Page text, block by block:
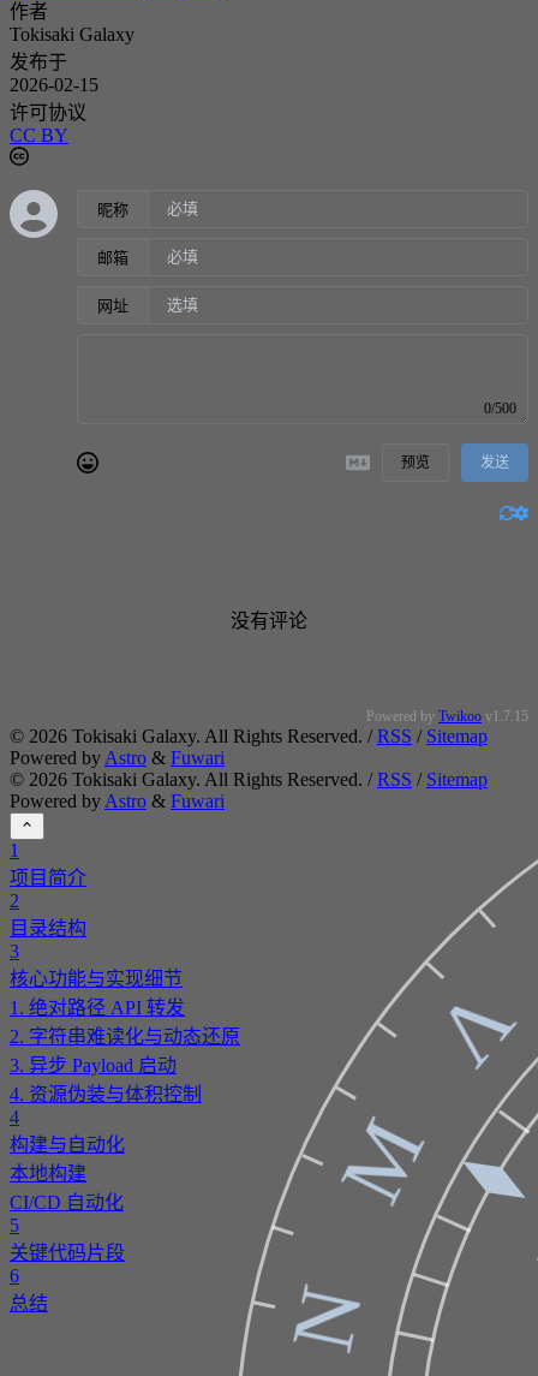
作者
Tokisaki Galaxy
发布于
2026-02-15
许可协议
CC BY
昵称
邮箱
网址
0/500
预览 发送
没有评论
Powered by Twikoo v1.7.15
© 2026 Tokisaki Galaxy. All Rights Reserved. /RSS / Sitemap
Powered by Astro & Fuwari
© 2026 Tokisaki Galaxy. All Rights Reserved. /RSS / Sitemap
Powered by Astro & Fuwari
1
项目简介
2
目录结构
3
核心功能与实现细节
1. 绝对路径 API 转发
2. 字符串难读化与动态还原
3. 异步 Payload 启动
4. 资源伪装与体积控制
4
构建与自动化
本地构建
CI/CD 自动化
5
关键代码片段
6
总结
Ν
Μ
Λ